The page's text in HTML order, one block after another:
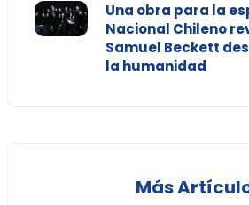
Una obra para la
Nacional Chileno
Samuel Beckett
la humanidad
Más